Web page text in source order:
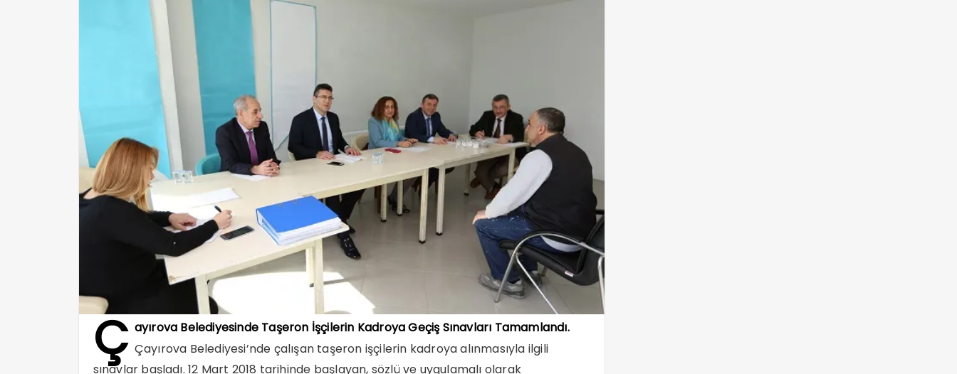
Ç ayırova Belediyesinde Taşeron İşçilerin Kadroya Geçiş Sınavları Tamamlandı.
Çayırova Belediyesi’nde çalışan taşeron işçilerin kadroya alınmasıyla ilgili
sınavlar başladı. 12 Mart 2018 tarihinde başlayan, sözlü ve uygulamalı olarak